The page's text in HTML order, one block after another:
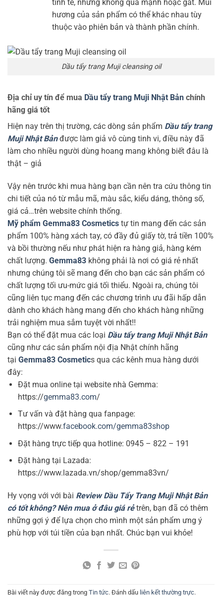
tinh tế, nhưng không quá mạnh hoặc gắt. Mùi
hương của sản phẩm có thể khác nhau tùy
thuộc vào phiên bản và thành phần chính.
Dầu tẩy trang Muji cleansing oil
Địa chỉ uy tín để mua Dầu tẩy trang Muji Nhật Bản chính
hãng giá tốt
Hiện nay trên thị trường, các dòng sản phẩm Dầu tẩy trang
Muji Nhật Bảnđược làm giả vô cùng tinh vi, điều này đã
làm cho nhiều người dùng hoang mang không biết đâu là
thật – giả
Vậy nên trước khi mua hàng bạn cần nên tra cứu thông tin
chi tiết của nó từ mẫu mã, màu sắc, kiểu dáng, thông số,
giá cả…trên website chính thống.
Mỹ phẩm Gemma83 Cosmetics tự tin mang đến các sản
phẩm 100% hàng xách tay, có đầy đủ giấy tờ, trả tiền 100%
và bồi thường nếu như phát hiện ra hàng giả, hàng kém
chất lượng. Gemma83 không phải là nơi có giá rẻ nhất
nhưng chúng tôi sẽ mang đến cho bạn các sản phẩm có
chất lượng tối ưu-mức giá tối thiểu. Ngoài ra, chúng tôi
cũng liên tục mang đến các chương trình ưu đãi hấp dẫn
dành cho khách hàng mang đến cho khách hàng những
trải nghiệm mua sắm tuyệt vời nhất!!
Bạn có thể đặt mua các loại Dầu tẩy trang Muji Nhật Bản
cũng như các sản phẩm nội địa Nhật chính hãng
tại Gemma83 Cosmetics qua các kênh mua hàng dưới
đây:
Đặt mua online tại website nhà Gemma:
https://gemma83.com/
Tư vấn và đặt hàng qua fanpage:
https://www.facebook.com/gemma83shop
Đặt hàng trực tiếp qua hotline: 0945 – 822 – 191
Đặt hàng tại Lazada:
https://www.lazada.vn/shop/gemma83vn/
Hy vọng với với bài Review Dầu Tẩy Trang Muji Nhật Bản
có tốt không? Nên mua ở đâu giá rẻtrên, bạn đã có thêm
những gợi ý để lựa chọn cho mình một sản phẩm ưng ý
phù hợp với túi tiền của bạn nhất. Chúc bạn vui khỏe!
Bài viết này được đăng trong Tin tức. Đánh dấu liên kết thường trực.